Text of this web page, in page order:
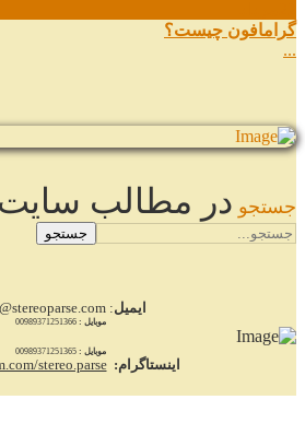
گرامافون چیست؟
...
جستجو در مطالب سایت
جستجو
ایمیل : info@stereoparse.com
موبایل :00989371251366
موبایل :00989371251365
اینستاگرام: stereo.parse